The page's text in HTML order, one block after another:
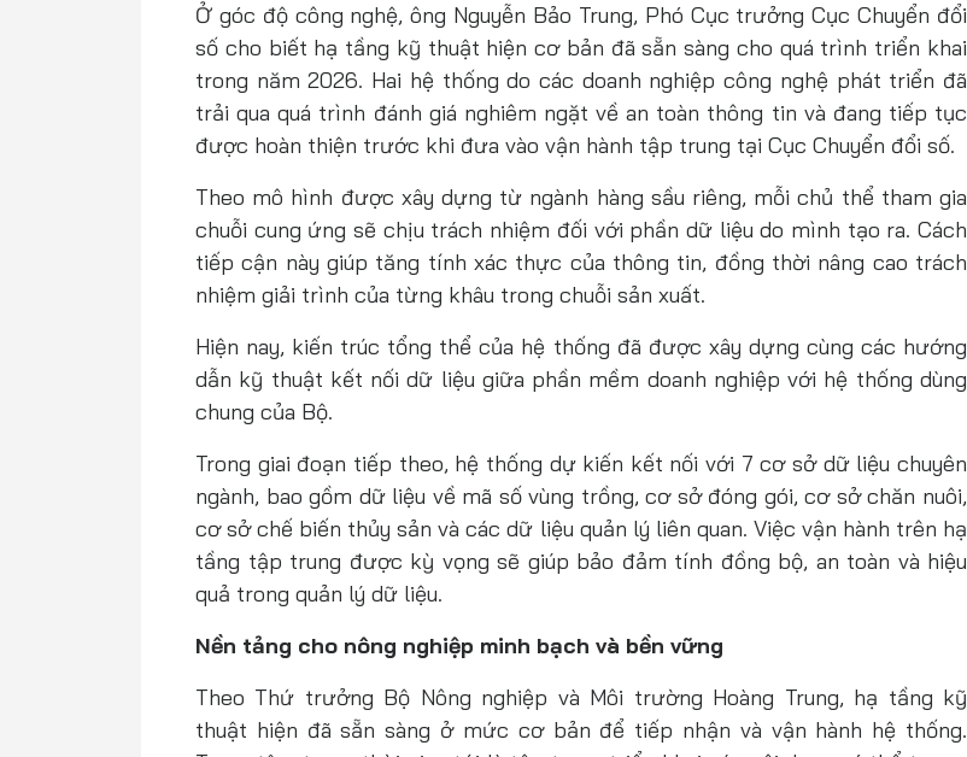
Ở góc độ công nghệ, ông Nguyễn Bảo Trung, Phó Cục trưởng Cục Chuyển đổi
số cho biết hạ tầng kỹ thuật hiện cơ bản đã sẵn sàng cho quá trình triển khai
trong năm 2026. Hai hệ thống do các doanh nghiệp công nghệ phát triển đã
trải qua quá trình đánh giá nghiêm ngặt về an toàn thông tin và đang tiếp tục
được hoàn thiện trước khi đưa vào vận hành tập trung tại Cục Chuyển đổi số.
Theo mô hình được xây dựng từ ngành hàng sầu riêng, mỗi chủ thể tham gia
chuỗi cung ứng sẽ chịu trách nhiệm đối với phần dữ liệu do mình tạo ra. Cách
tiếp cận này giúp tăng tính xác thực của thông tin, đồng thời nâng cao trách
nhiệm giải trình của từng khâu trong chuỗi sản xuất.
Hiện nay, kiến trúc tổng thể của hệ thống đã được xây dựng cùng các hướng
dẫn kỹ thuật kết nối dữ liệu giữa phần mềm doanh nghiệp với hệ thống dùng
chung của Bộ.
Trong giai đoạn tiếp theo, hệ thống dự kiến kết nối với 7 cơ sở dữ liệu chuyên
ngành, bao gồm dữ liệu về mã số vùng trồng, cơ sở đóng gói, cơ sở chăn nuôi,
cơ sở chế biến thủy sản và các dữ liệu quản lý liên quan. Việc vận hành trên hạ
tầng tập trung được kỳ vọng sẽ giúp bảo đảm tính đồng bộ, an toàn và hiệu
quả trong quản lý dữ liệu.
Nền tảng cho nông nghiệp minh bạch và bền vững
Theo Thứ trưởng Bộ Nông nghiệp và Môi trường Hoàng Trung, hạ tầng kỹ
thuật hiện đã sẵn sàng ở mức cơ bản để tiếp nhận và vận hành hệ thống.